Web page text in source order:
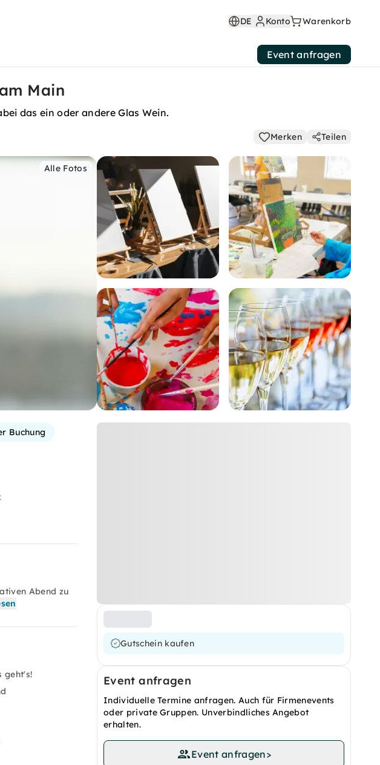
DE Konto Warenkorb
Event anfragen
Main
das ein oder andere Glas Wein.
Merken Teilen
Alle Fotos
Gutschein kaufen
Event anfragen
Individuelle Termine anfragen. Auch für Firmenevents
oder private Gruppen. Unverbindliches Angebot
erhalten.
Event anfragen>
Buchung
Abend zu
geht's!